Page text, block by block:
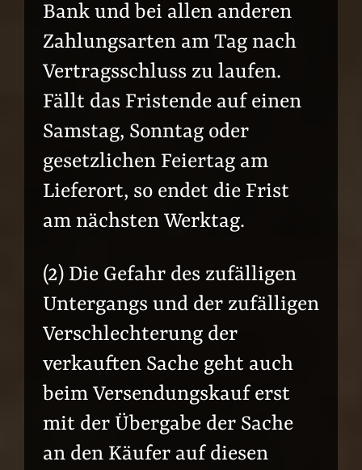
Bank und bei allen anderen
Zahlungsarten am Tag nach
Vertragsschluss zu laufen.
Fällt das Fristende auf einen
Samstag, Sonntag oder
gesetzlichen Feiertag am
Lieferort, so endet die Frist
am nächsten Werktag.
(2) Die Gefahr des zufälligen
Untergangs und der zufälligen
Verschlechterung der
verkauften Sache geht auch
beim Versendungskauf erst
mit der Übergabe der Sache
an den Käufer auf diesen